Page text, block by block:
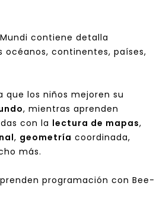
contiene detalla
océanos, continentes, países,
que los niños mejoren su
, mientras aprenden
con la lectura de mapas,
, geometría coordinada,
más.
programación con Bee-